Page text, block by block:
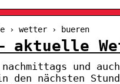
› wetter › bueren
aktuelle
und
den nächsten